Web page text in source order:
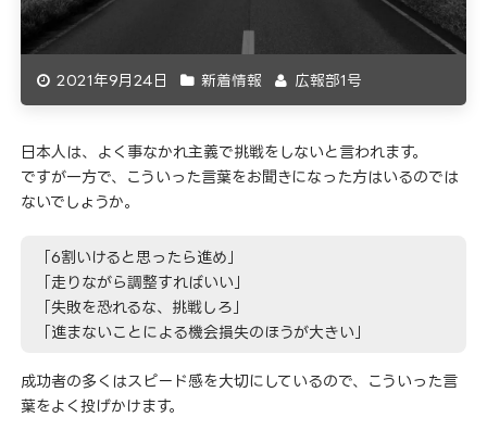
2021年9月24日 新着情報 広報部1号
日本人は、よく事なかれ主義で挑戦をしないと言われます。
ですが一方で、こういった言葉をお聞きになった方はいるのでは
ないでしょうか。
「6割いけると思ったら進め」
「走りながら調整すればいい」
「失敗を恐れるな、挑戦しろ」
「進まないことによる機会損失のほうが大きい」
成功者の多くはスピード感を大切にしているので、こういった言
葉をよく投げかけます。